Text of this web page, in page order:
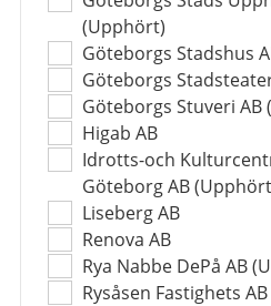
(Upphört)
Göteborgs Stadshus
Göteborgs
Göteborgs Stuveri AB
Higab AB
Idrotts-och
Göteborg AB
Liseberg AB
Renova AB
Rya Nabbe DePå AB
Rysåsen Fastighets